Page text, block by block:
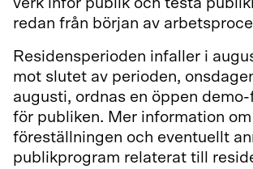
verk inför publik och testa
redan från början av
Residensperioden infaller i
mot slutet av perioden,
augusti, ordnas en öppen
för publiken. Mer information om
föreställningen och eventuellt
publikprogram relaterat till